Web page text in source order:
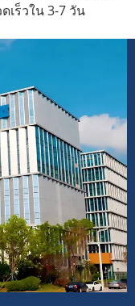
ร็วใน 3-7 วัน